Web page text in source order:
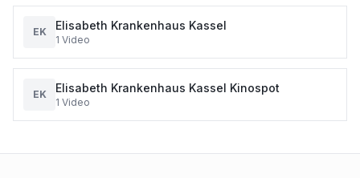
EK Elisabeth Krankenhaus Kassel
1 Video
EK Elisabeth Krankenhaus Kassel Kinospot
1 Video